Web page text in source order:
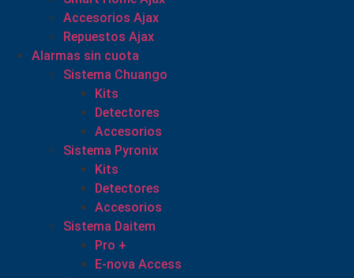
Accesorios Ajax
Repuestos Ajax
Alarmas sin cuota
Sistema Chuango
Kits
Detectores
Accesorios
Sistema Pyronix
Kits
Detectores
Accesorios
Sistema Daitem
Pro +
E-nova Access